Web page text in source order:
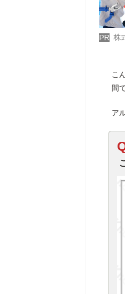
PR 株
こ
間
ア